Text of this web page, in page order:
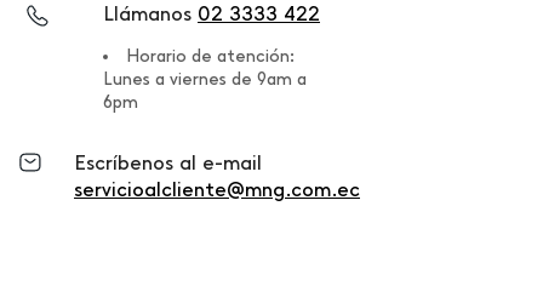
Llámanos 02 3333 422
Horario de atención:
Lunes a viernes de 9am a
6pm
Escríbenos al e-mail
servicioalcliente@mng.com.ec